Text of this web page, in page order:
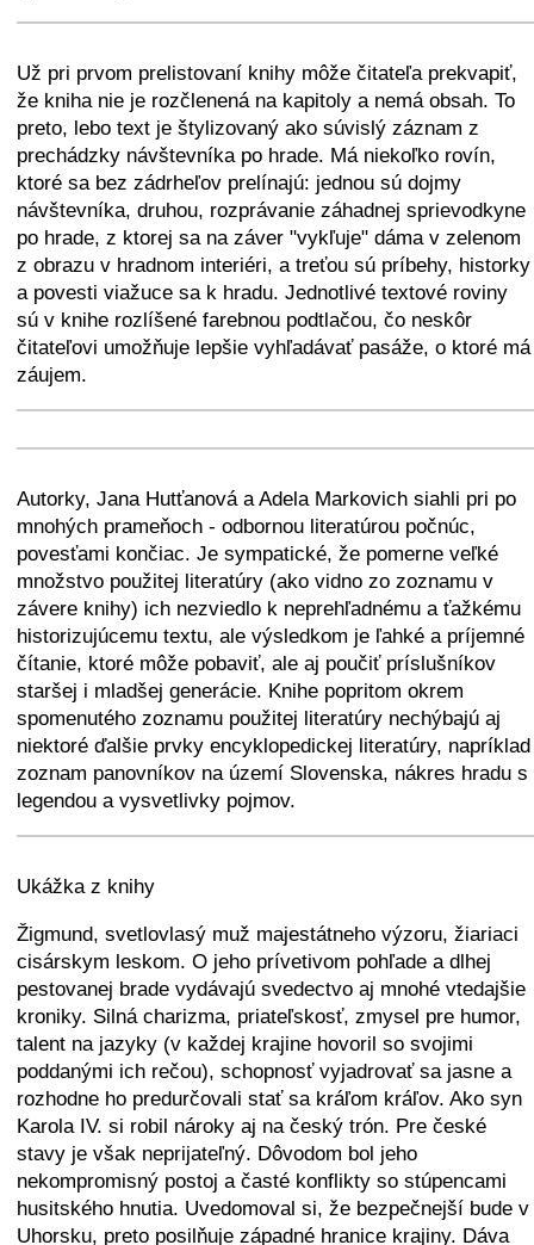
+ − ⛶
Už pri prvom prelistovaní knihy môže čitateľa prekvapiť,
že kniha nie je rozčlenená na kapitoly a nemá obsah. To
preto, lebo text je štylizovaný ako súvislý záznam z
prechádzky návštevníka po hrade. Má niekoľko rovín,
ktoré sa bez zádrheľov prelínajú: jednou sú dojmy
návštevníka, druhou, rozprávanie záhadnej sprievodkyne
po hrade, z ktorej sa na záver "vykľuje" dáma v zelenom
z obrazu v hradnom interiéri, a treťou sú príbehy, historky
a povesti viažuce sa k hradu. Jednotlivé textové roviny
sú v knihe rozlíšené farebnou podtlačou, čo neskôr
čitateľovi umožňuje lepšie vyhľadávať pasáže, o ktoré má
záujem.
+ −
⛶
+
− ⛶
Autorky, Jana Hutťanová a Adela Markovich siahli pri po
mnohých prameňoch - odbornou literatúrou počnúc,
povesťami končiac. Je sympatické, že pomerne veľké
množstvo použitej literatúry (ako vidno zo zoznamu v
závere knihy) ich nezviedlo k neprehľadnému a ťažkému
historizujúcemu textu, ale výsledkom je ľahké a príjemné
čítanie, ktoré môže pobaviť, ale aj poučiť príslušníkov
staršej i mladšej generácie. Knihe popritom okrem
spomenutého zoznamu použitej literatúry nechýbajú aj
niektoré ďalšie prvky encyklopedickej literatúry, napríklad
zoznam panovníkov na území Slovenska, nákres hradu s
legendou a vysvetlivky pojmov.
+ − ⛶
Ukážka z knihy
Žigmund, svetlovlasý muž majestátneho výzoru, žiariaci
cisárskym leskom. O jeho prívetivom pohľade a dlhej
pestovanej brade vydávajú svedectvo aj mnohé vtedajšie
kroniky. Silná charizma, priateľskosť, zmysel pre humor,
talent na jazyky (v každej krajine hovoril so svojimi
poddanými ich rečou), schopnosť vyjadrovať sa jasne a
rozhodne ho predurčovali stať sa kráľom kráľov. Ako syn
Karola IV. si robil nároky aj na český trón. Pre české
stavy je však neprijateľný. Dôvodom bol jeho
nekompromisný postoj a časté konflikty so stúpencami
husitského hnutia. Uvedomoval si, že bezpečnejší bude v
Uhorsku, preto posilňuje západné hranice krajiny. Dáva